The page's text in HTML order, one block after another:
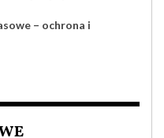
– ochrona i